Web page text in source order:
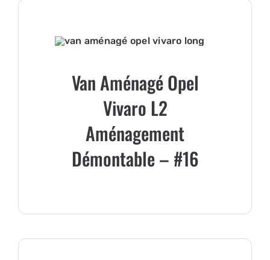
Van Aménagé Opel
Vivaro L2
Aménagement
Démontable – #16